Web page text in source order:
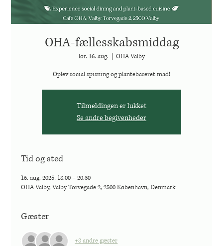
OHA-fællesskabsmiddag
lør. 16. aug. OHA Valby
Oplev social spisning og plantebaseret mad!
Tilmeldingen er lukket
Se andre begivenheder
Tid og sted
16. aug. 2025, 18.00 – 20.30
OHA Valby, Valby Torvegade 2, 2500 København, Denmark
Gæster
+8 andre gæster